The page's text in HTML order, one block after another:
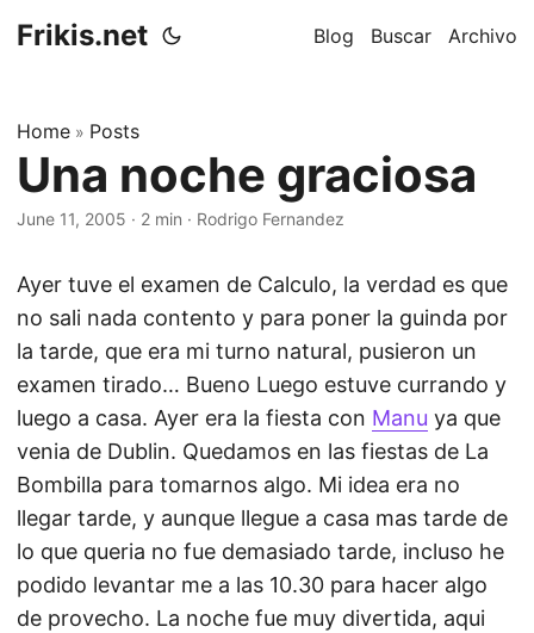
Frikis.net Blog Buscar Archivo
Home » Posts
Una noche graciosa
June 11, 2005 · 2 min · Rodrigo Fernandez
Ayer tuve el examen de Calculo, la verdad es que
no sali nada contento y para poner la guinda por
la tarde, que era mi turno natural, pusieron un
examen tirado… Bueno Luego estuve currando y
luego a casa. Ayer era la fiesta con Manu ya que
venia de Dublin. Quedamos en las fiestas de La
Bombilla para tomarnos algo. Mi idea era no
llegar tarde, y aunque llegue a casa mas tarde de
lo que queria no fue demasiado tarde, incluso he
podido levantar me a las 10.30 para hacer algo
de provecho. La noche fue muy divertida, aqui